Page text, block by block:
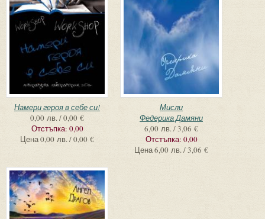
Намери героя в себе си!
0,00 лв. / 0,00 €
Отстъпка: 0,00
Цена0,00 лв. / 0,00 €
Мисли
Федерика Дамяни
6,00 лв. / 3,06 €
Отстъпка: 0,00
Цена6,00 лв. / 3,06 €